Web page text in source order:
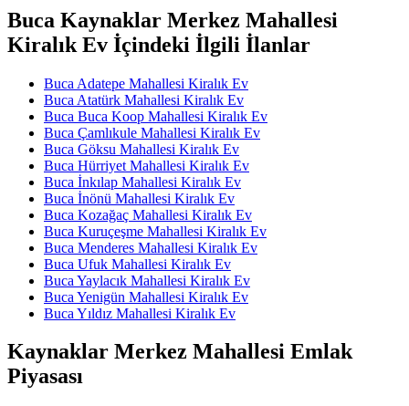
Buca Kaynaklar Merkez Mahallesi
Kiralık Ev İçindeki İlgili İlanlar
Buca Adatepe Mahallesi Kiralık Ev
Buca Atatürk Mahallesi Kiralık Ev
Buca Buca Koop Mahallesi Kiralık Ev
Buca Çamlıkule Mahallesi Kiralık Ev
Buca Göksu Mahallesi Kiralık Ev
Buca Hürriyet Mahallesi Kiralık Ev
Buca İnkılap Mahallesi Kiralık Ev
Buca İnönü Mahallesi Kiralık Ev
Buca Kozağaç Mahallesi Kiralık Ev
Buca Kuruçeşme Mahallesi Kiralık Ev
Buca Menderes Mahallesi Kiralık Ev
Buca Ufuk Mahallesi Kiralık Ev
Buca Yaylacık Mahallesi Kiralık Ev
Buca Yenigün Mahallesi Kiralık Ev
Buca Yıldız Mahallesi Kiralık Ev
Kaynaklar Merkez Mahallesi Emlak
Piyasası